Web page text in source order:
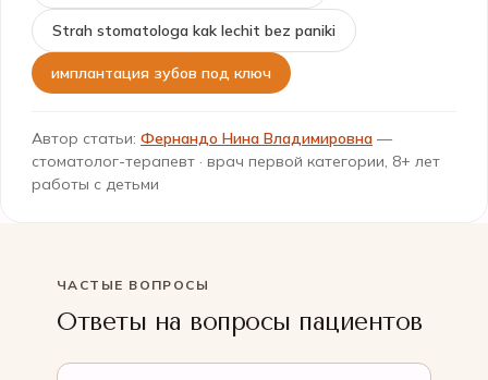
Strah stomatologa kak lechit bez paniki
имплантация зубов под ключ
Автор статьи: Фернандо Нина Владимировна —
стоматолог-терапевт · врач первой категории, 8+ лет
работы с детьми
ЧАСТЫЕ ВОПРОСЫ
Ответы на вопросы пациентов